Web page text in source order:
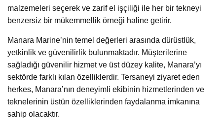
malzemeleri seçerek ve zarif el işçiliği ile her bir tekneyi
benzersiz bir mükemmellik örneği haline getirir.
Manara Marine’nin temel değerleri arasında dürüstlük,
yetkinlik ve güvenilirlik bulunmaktadır. Müşterilerine
sağladığı güvenilir hizmet ve üst düzey kalite, Manara’yı
sektörde farklı kılan özelliklerdir. Tersaneyi ziyaret eden
herkes, Manara’nın deneyimli ekibinin hizmetlerinden ve
teknelerinin üstün özelliklerinden faydalanma imkanına
sahip olacaktır.